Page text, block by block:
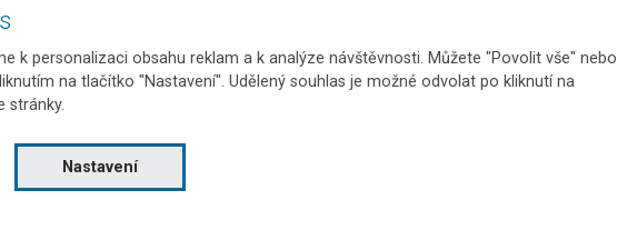
k personalizaci obsahu reklam a k analýze návštěvnosti. Můžete "Povolit vše" nebo
na tlačítko "Nastavení". Udělený souhlas je možné odvolat po kliknutí na
stránky.
Nastavení